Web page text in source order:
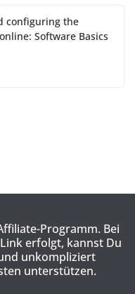
configuring the
Software Basics
Programm. Bei
erfolgt, kannst Du
unkompliziert
unterstützen.